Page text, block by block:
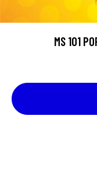
MS 101